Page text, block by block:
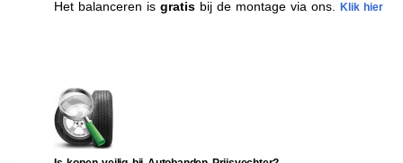
Het balanceren is gratis bij de montage via ons. Klik hier